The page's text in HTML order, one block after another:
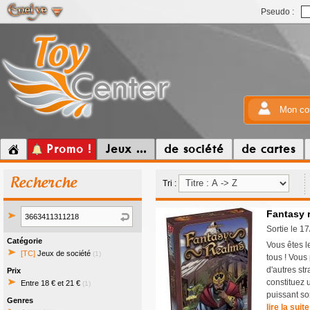
Pseudo :
Mon
Promo ! Jeux ... de société de cartes
Recherche
Catégorie
[TC] Jeux de société (1)
Prix
Entre 18 € et 21 € (1)
Genres
Tri :
Fantasy
Sortie le
Vous êtes
tous !
d'autres
constituez
puissant
lire la suite